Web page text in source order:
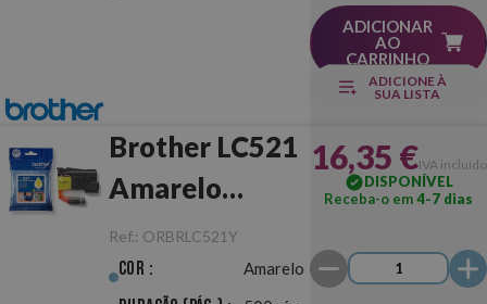
ADICIONAR
AO
CARRINHO
ADICIONE À
SUA LISTA
Brother LC521
Amarelo
Original
Ref.: ORBRLC521Y
Cor : Amarelo
16,35 €IVA incluído
DISPONÍVEL
Receba-o em4-7 dias